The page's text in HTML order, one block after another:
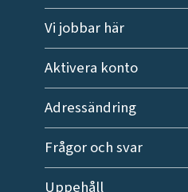
Vi jobbar här
Aktivera konto
Adressändring
Frågor och svar
Uppehåll